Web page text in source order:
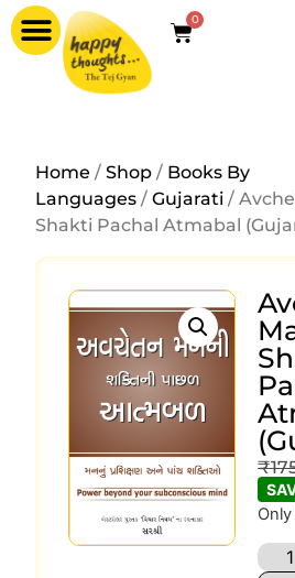
0
Home /Shop / Books By
Languages /Gujarati /
Shakti Pachal Atmabal
₹